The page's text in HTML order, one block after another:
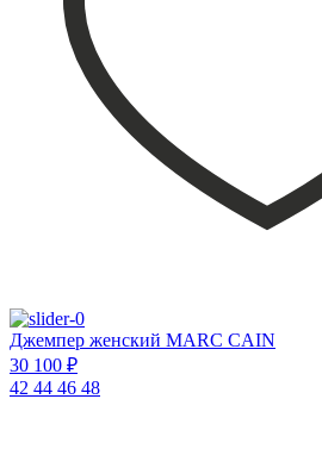
Джемпер женский MARC CAIN
30 100 ₽
42 44 46 48